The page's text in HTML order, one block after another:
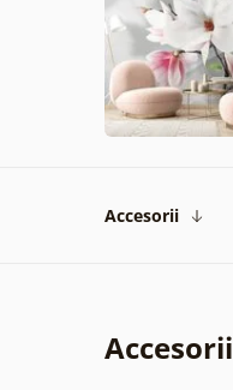
Accesorii
Accesorii